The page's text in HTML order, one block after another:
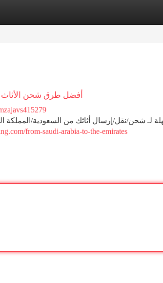
أفضل طرق شحن الأثاث
شحن/نقل/إرسال أثاثك من السعودية/المملكة
from-saudi-arabia-to-the-emirates